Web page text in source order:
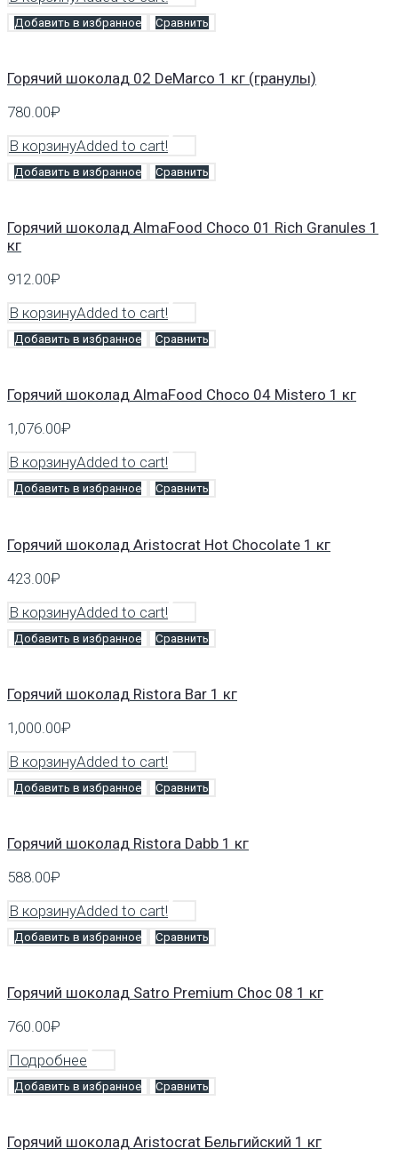
Добавить в избранное Сравнить
Горячий шоколад 02 DeMarco 1 кг (гранулы)
780.00₽
В корзинуAdded to cart!
Добавить в избранное Сравнить
Горячий шоколад AlmaFood Choco 01 Rich Granules 1
кг
912.00₽
В корзинуAdded to cart!
Добавить в избранное Сравнить
Горячий шоколад AlmaFood Choco 04 Mistero 1 кг
1,076.00₽
В корзинуAdded to cart!
Добавить в избранное Сравнить
Горячий шоколад Aristocrat Hot Chocolate 1 кг
423.00₽
В корзинуAdded to cart!
Добавить в избранное Сравнить
Горячий шоколад Ristora Bar 1 кг
1,000.00₽
В корзинуAdded to cart!
Добавить в избранное Сравнить
Горячий шоколад Ristora Dabb 1 кг
588.00₽
В корзинуAdded to cart!
Добавить в избранное Сравнить
Горячий шоколад Satro Premium Choc 08 1 кг
760.00₽
Подробнее
Добавить в избранное Сравнить
Горячий шоколад Аristocrat Бельгийский 1 кг